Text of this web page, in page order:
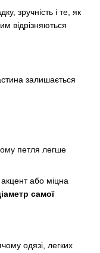
зручність і те, як
відрізняються
залишається
петля легше
або міцна
самої
одязі, легких